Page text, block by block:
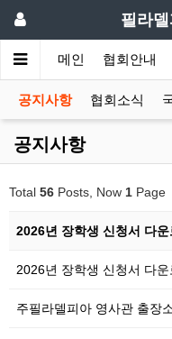
필라
메인 협회안내
공지사항 협회소식
공지사항
Total 56 Posts, Now 1 Page
2026년 장학생 신청서 다운
2026년 장학생 신청서 다운
주필라델피아 영사관 출장소